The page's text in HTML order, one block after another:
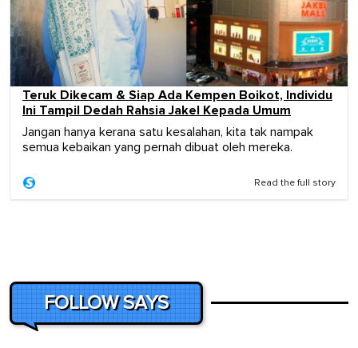
Teruk Dikecam & Siap Ada Kempen Boikot, Individu
Ini Tampil Dedah Rahsia Jakel Kepada Umum
Jangan hanya kerana satu kesalahan, kita tak nampak
semua kebaikan yang pernah dibuat oleh mereka.
Read the full story
FOLLOW SAYS